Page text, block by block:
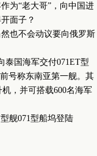
为“老大哥”，向中国进
面子？
也不会动议要向俄罗斯
国海军交付071ET型
号称东南亚第一舰。其
，并可搭载600名海军
舰071型船坞登陆